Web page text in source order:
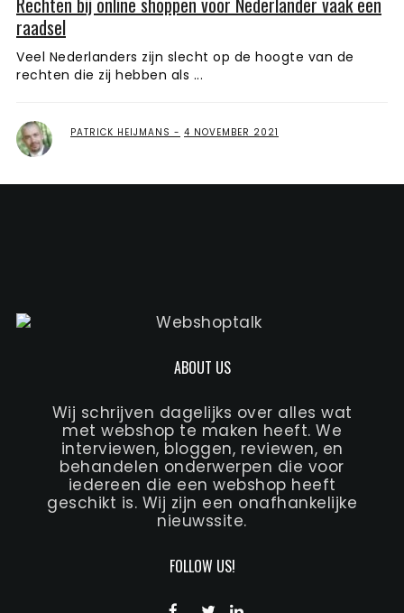
raadsel
Veel Nederlanders zijn slecht op de hoogte van de
rechten die zij hebben als ...
PATRICK HEIJMANS 4 NOVEMBER 2021
ABOUT US
Wij schrijven dagelijks over alles wat
met webshop te maken heeft. We
interviewen, bloggen, reviewen, en
behandelen onderwerpen die voor
iedereen die een webshop heeft
geschikt is. Wij zijn een onafhankelijke
nieuwssite.
FOLLOW US!